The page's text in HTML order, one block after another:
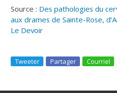
Source : Des pathologies du
aux drames de Sainte-Rose,
Le Devoir
Tweeter Partager Courriel